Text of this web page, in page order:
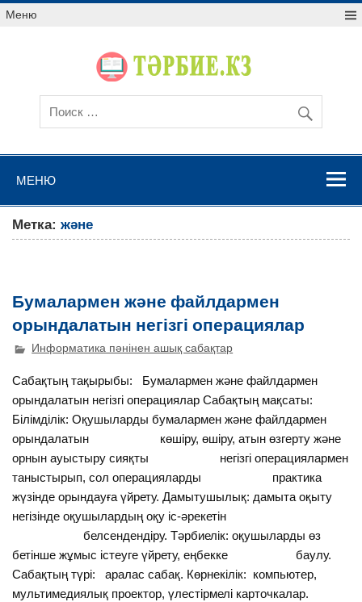
Меню
МЕНЮ
Метка:және
Бумалармен және файлдармен
орындалатын негізгі операциялар
Информатика пәнінен ашық сабақтар
Сабақтың тақырыбы: Бумалармен және файлдармен
орындалатын негізгі операциялар Сабақтың мақсаты:
Білімділік: Оқушыларды бумалармен және файлдармен
орындалатын көшіру, өшіру, атын өзгерту және
орнын ауыстыру сияқты негізгі операциялармен
таныстырып, сол операцияларды практика
жүзінде орындауға үйрету. Дамытушылық: дамыта оқыту
негізінде оқушылардың оқу іс-әрекетін
белсендендіру. Тәрбиелік: оқушыларды өз
бетінше жұмыс істеуге үйрету, еңбекке баулу.
Сабақтың түрі: аралас сабақ. Көрнекілік: компьютер,
мультимедиялық проектор, үлестірмелі карточкалар.